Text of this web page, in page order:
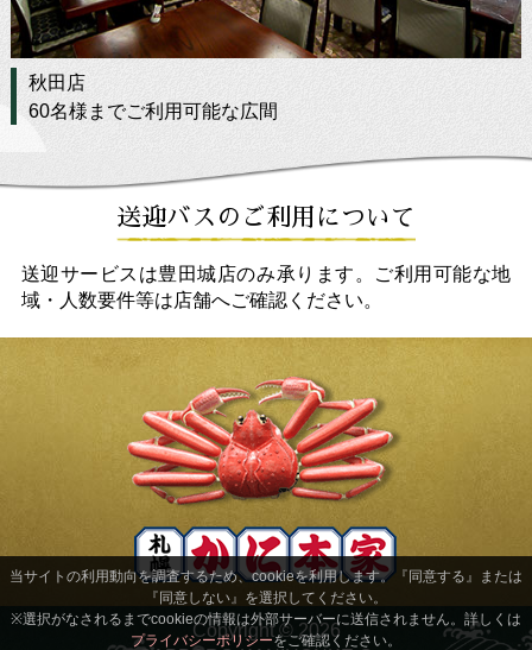
秋田店
60名様までご利用可能な広間
送迎バスのご利用について
送迎サービスは豊田城店のみ承ります。ご利用可能な地
域・人数要件等は店舗へご確認ください。
Copyright © 2026
当サイトの利用動向を調査するため、cookieを利用します。『同意する』または
『同意しない』を選択してください。
※選択がなされるまでcookieの情報は外部サーバーに送信されません。詳しくは
プライバシーポリシー